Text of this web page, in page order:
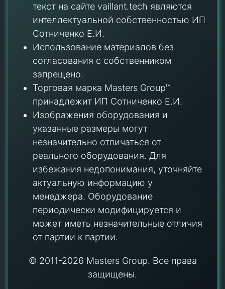
текст на сайте vaillant.tech являются
интеллектуальной собственностью ИП
Сотниченко Е.И.
Использование материалов без
согласования с собственником
запрещено.
Торговая марка Masters Group™
принадлежит ИП Сотниченко Е.И.
Изображения оборудования и
указанные размеры могут
незначительно отличаться от
реального оборудования. Для
избежания недопонимания, уточняйте
актуальную информацию у
менеджера. Оборудование
периодически модифицируется и
может иметь незначительные отличия
от партии к партии.
© 2011-2026 Masters Group. Все права
защищены.